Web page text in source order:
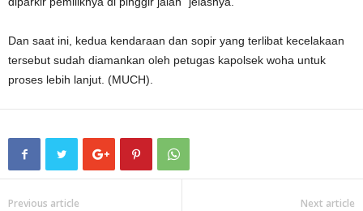
Dan saat ini, kedua kendaraan dan sopir yang terlibat kecelakaan
tersebut sudah diamankan oleh petugas kapolsek woha untuk
proses lebih lanjut. (MUCH).
Previous article Next article